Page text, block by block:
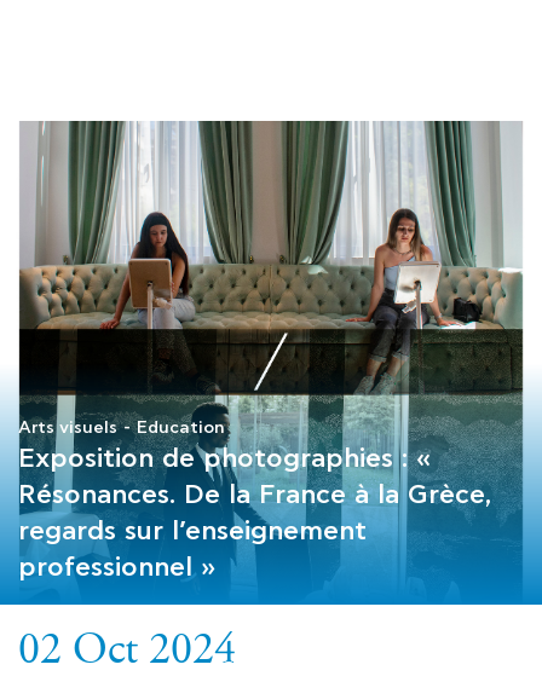
ETUDES
SYNERGIES
LA MÉDIATHÈQUE
02 Oct 2024
Arts visuels Education
Exposition de photographies : «
Résonances. De la France à la Grèce,
regards sur l’enseignement
professionnel »